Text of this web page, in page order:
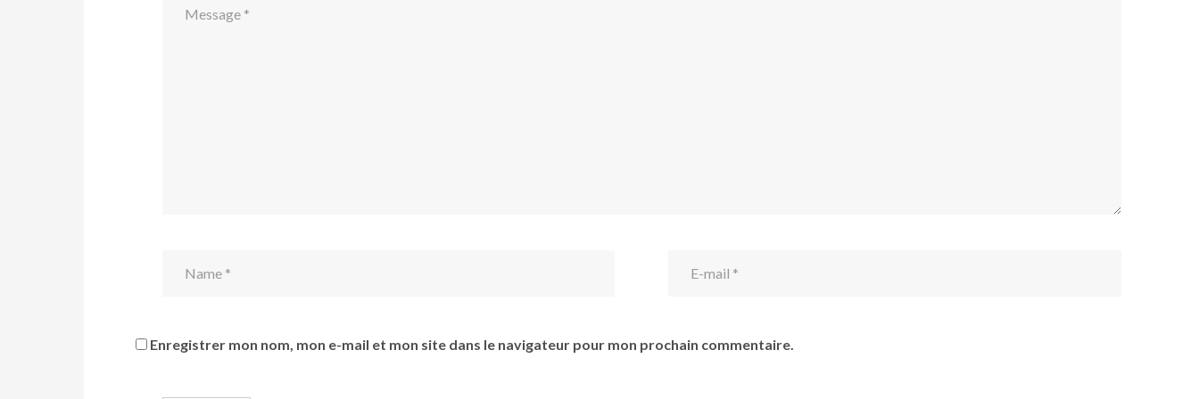
Enregistrer mon nom, mon e-mail et mon site dans le navigateur pour mon prochain commentaire.